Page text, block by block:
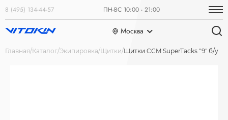
8 (495) 134-44-57 ПН-ВС 10:00 - 21:00
Москва
Главная Каталог Экипировка Щитки Щитки CCM SuperTacks "9" б/у